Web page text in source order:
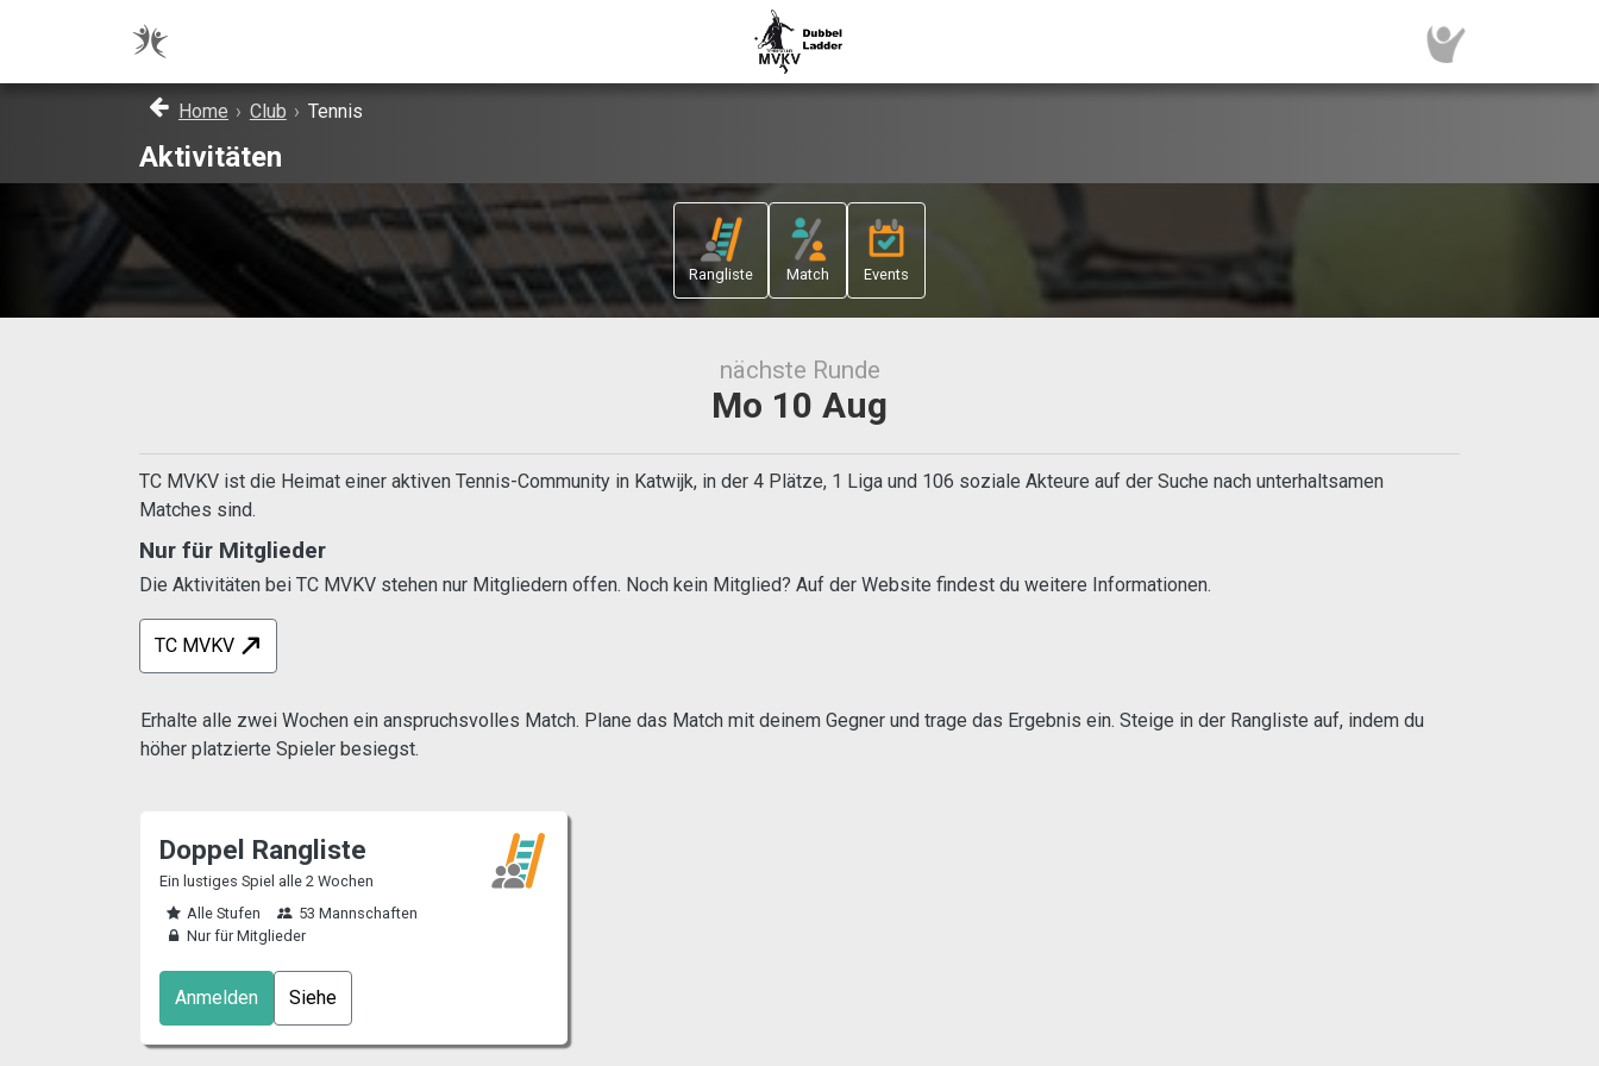
Home › Club › Tennis
Aktivitäten
Rangliste Match Events
nächste Runde
Mo 10 Aug
TC MVKV ist die Heimat einer aktiven Tennis-Community in Katwijk, in der 4 Plätze, 1 Liga und 106 soziale Akteure auf der Suche nach unterhaltsamen
Matches sind.
Nur für Mitglieder
Die Aktivitäten bei TC MVKV stehen nur Mitgliedern offen. Noch kein Mitglied? Auf der Website findest du weitere Informationen.
TC MVKV
Erhalte alle zwei Wochen ein anspruchsvolles Match. Plane das Match mit deinem Gegner und trage das Ergebnis ein. Steige in der Rangliste auf, indem du
höher platzierte Spieler besiegst.
Doppel Rangliste
Ein lustiges Spiel alle 2 Wochen
Alle Stufen
53 Mannschaften
Nur für Mitglieder
Anmelden Siehe